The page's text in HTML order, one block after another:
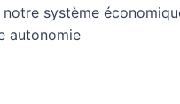
système
autonomie